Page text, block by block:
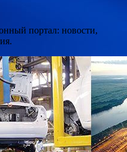
портал: новости,